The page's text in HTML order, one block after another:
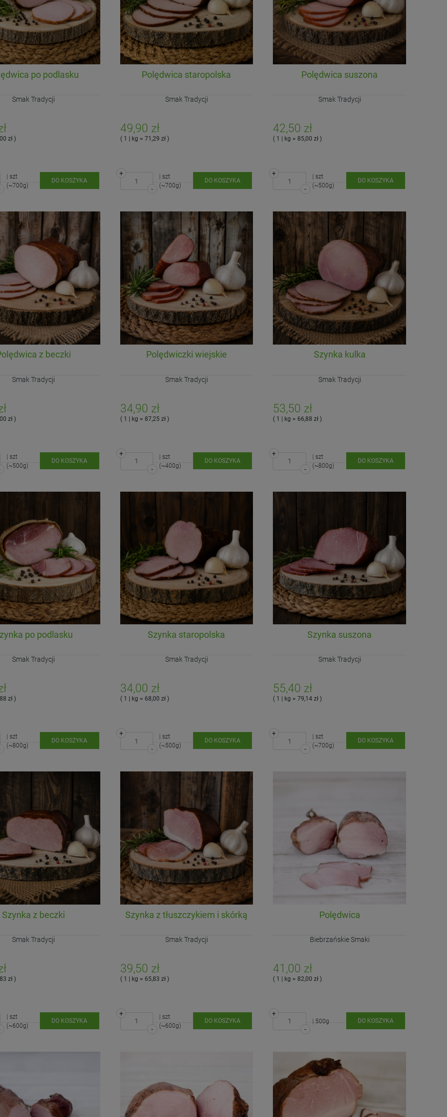
-
DO KOSZYKA DO KOSZYKA
po podlasku
Smak Tradycji
zł )
| szt
(~700g)
DO KOSZYKA
Polędwica staropolska
Smak Tradycji
49,90 zł
( 1 | kg = 71,29 zł )
-
+
| szt
(~700g)
DO KOSZYKA
Polędwica suszona
Smak Tradycji
42,50 zł
( 1 | kg = 85,00 zł )
-
+
| szt
(~500g)
DO KOSZYKA
z beczki
Smak Tradycji
zł )
| szt
(~500g)
DO KOSZYKA
Polędwiczki wiejskie
Smak Tradycji
34,90 zł
( 1 | kg = 87,25 zł )
-
+
| szt
(~400g)
DO KOSZYKA
Szynka kulka
Smak Tradycji
53,50 zł
( 1 | kg = 66,88 zł )
-
+
| szt
(~800g)
DO KOSZYKA
po podlasku
Smak Tradycji
zł )
| szt
(~800g)
DO KOSZYKA
Szynka staropolska
Smak Tradycji
34,00 zł
( 1 | kg = 68,00 zł )
-
+
| szt
(~500g)
DO KOSZYKA
Szynka suszona
Smak Tradycji
55,40 zł
( 1 | kg = 79,14 zł )
-
+
| szt
(~700g)
DO KOSZYKA
Szynka z beczki
Smak Tradycji
zł )
| szt
(~600g)
DO KOSZYKA
Szynka z tłuszczykiem i skórką
Smak Tradycji
39,50 zł
( 1 | kg = 65,83 zł )
-
+
| szt
(~600g)
DO KOSZYKA
Polędwica
Biebrzańskie Smaki
41,00 zł
( 1 | kg = 82,00 zł )
-
+
| 500g DO KOSZYKA